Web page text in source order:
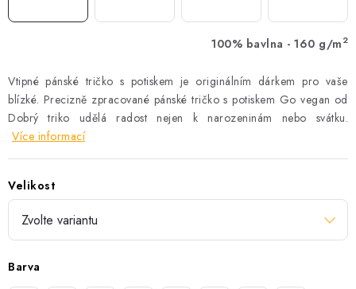
100% bavlna - 160 g/m 2
Vtipné pánské tričko s potiskem je originálním dárkem pro vaše
blízké. Precizně zpracované pánské tričko s potiskem Go vegan od
Dobrý triko udělá radost nejen k narozeninám nebo svátku.
Více informací
Velikost
Barva